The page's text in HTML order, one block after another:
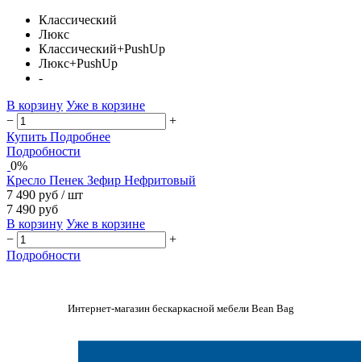
Классический
Люкс
Классический+PushUp
Люкс+PushUp
-
В корзину Уже в корзине
−
+
Купить Подробнее
Подробности
0%
Кресло Пенек Зефир Нефритовый
7 490 руб / шт
7 490 руб
В корзину Уже в корзине
−
+
Подробности
Интернет-магазин бескаркасной мебели Bean Bag